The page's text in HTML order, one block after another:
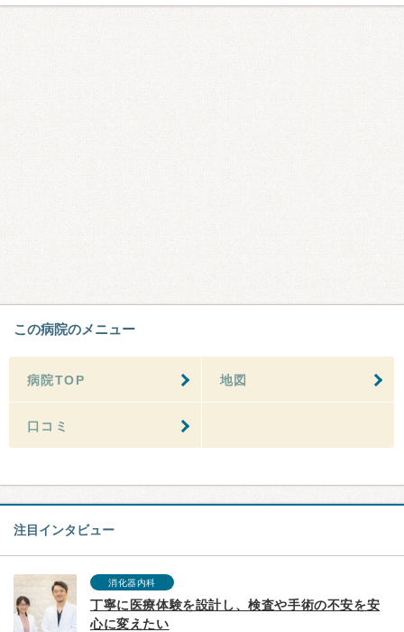
この病院のメニュー
病院TOP 地図
口コミ
注目インタビュー
消化器内科
丁寧に医療体験を設計し、検査や手術の不安を安
心に変えたい